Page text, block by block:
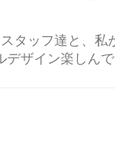
タッフ達と、私
デザイン楽しん